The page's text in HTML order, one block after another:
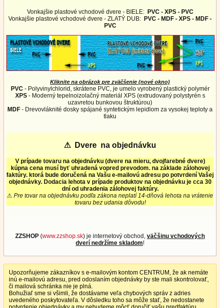
Upozorňujeme zákazníkov s e-mailovým kontom CENTRUM, že ak nemáte
inú e-mailovú adresu, pred odoslaním objednávky by ste mali skontrolovať,
či mailová schránka nie je plná.
Bohužiaľ sme si všimli, že dostávame veľa chybových správ z adries
uvedeného poskytovateľa. V dôsledku toho sa môže stať, že nedostanete
Vonkajšie plastové vchodové dvere - BIELE: PVC - XPS - PVC
Vonkajšie plastové vchodové dvere - ZLATÝ DUB: PVC - MDF - XPS - MDF -
PVC
Kliknite na obrázok pre zväčšenie (nové okno)
PVC- Polyvinylchlorid, skrátene PVC, je umelo vyrobený plastický polymér
XPS- Moderný tepelnoizolačný materiál XPS (extrudovaný polystyrén s
uzavretou bunkovou štruktúrou)
MDF - Drevovláknité dosky spájané syntetickým lepidlom za vysokej teploty a
tlaku
⚠ Dvere na objednávku
V prípade tovaru na objednávku (dvere na mieru, dvojfarebné dvere)
kúpna cena musí byť uhradená vopred prevodom. na základe zálohovej
faktúry. ktorá bude doručená na Vašu e-mailovú adresu po potvrdení Vašej
objednávky. Dodacia lehota v prípade produktov na objednávku je cca 30
dní od uhradenia zálohovej faktúry.
⚠ Pre tovar na objednávku podľa zákona neplatí 14-dňová lehota na vrátenie
tovaru bez udania dôvodu!
ZZSHOP (www.zzshop.sk) je internetový obchod, väčšinu vchodových
dverí nedržíme skladom!